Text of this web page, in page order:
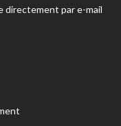
directement par e-mail